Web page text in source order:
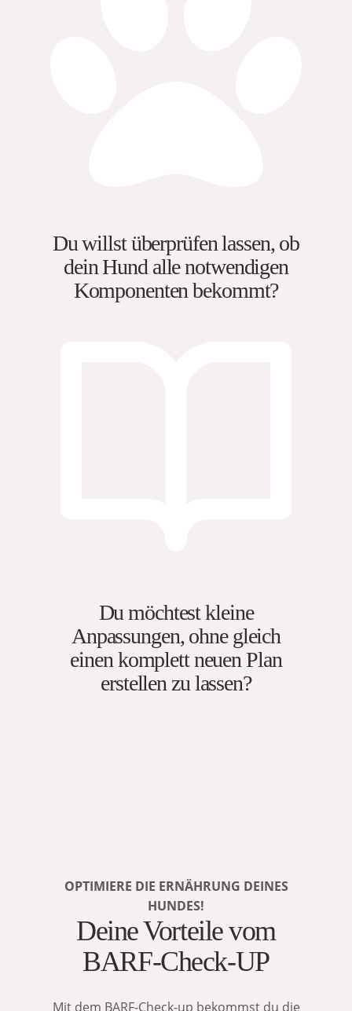
Du willst überprüfen lassen, ob
dein Hund alle notwendigen
Komponenten bekommt?
Du möchtest kleine
Anpassungen, ohne gleich
einen komplett neuen Plan
erstellen zu lassen?
OPTIMIERE DIE ERNÄHRUNG DEINES
HUNDES!
Deine Vorteile vom
BARF-Check-UP
Mit dem BARF-Check-up bekommst du die